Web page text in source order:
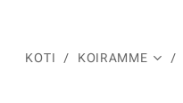
KOTI KOIRAMME